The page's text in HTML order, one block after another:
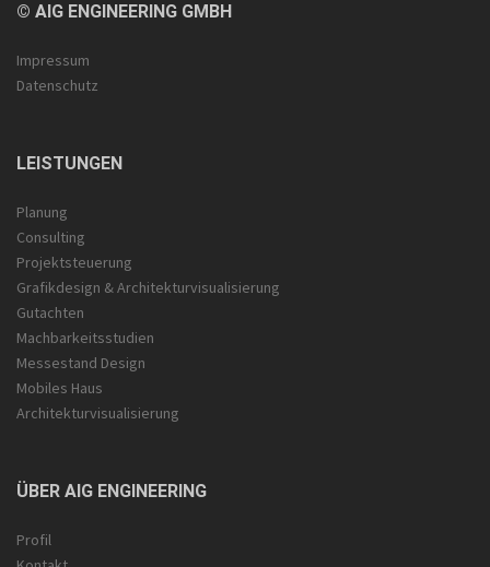
© AIG ENGINEERING GMBH
Impressum
Datenschutz
LEISTUNGEN
Planung
Consulting
Projektsteuerung
Grafikdesign & Architektur­visualisierung
Gutachten
Machbarkeitsstudien
Messestand Design
Mobiles Haus
Architekturvisualisierung
ÜBER AIG ENGINEERING
Profil